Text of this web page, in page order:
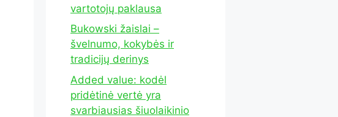
vartotojų paklausa
Bukowski žaislai –
švelnumo, kokybės ir
tradicijų derinys
Added value: kodėl
pridėtinė vertė yra
svarbiausias šiuolaikinio